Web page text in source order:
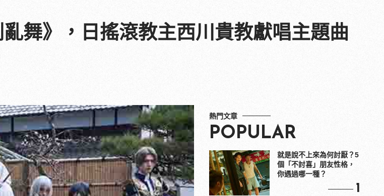
舞》，日搖滾教主西川貴教獻唱主題曲
熱門文章
POPULAR
就是說不上來為何討厭？5
個「不討喜」朋友性格，
你遇過哪一種？
1